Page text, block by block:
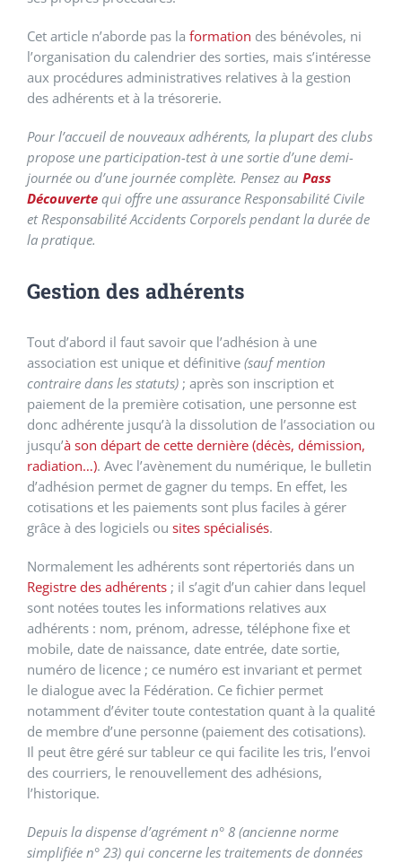
Cet article n’aborde pas la formation des bénévoles, ni
l’organisation du calendrier des sorties, mais s’intéresse
aux procédures administratives relatives à la gestion
des adhérents et à la trésorerie.
Pour l’accueil de nouveaux adhérents, la plupart des clubs
propose une participation-test à une sortie d’une demi-
journée ou d’une journée complète. Pensez au Pass
Découverte qui offre une assurance Responsabilité Civile
et Responsabilité Accidents Corporels pendant la durée de
la pratique.
Gestion des adhérents
Tout d’abord il faut savoir que l’adhésion à une
association est unique et définitive (sauf mention
contraire dans les statuts) ; après son inscription et
paiement de la première cotisation, une personne est
donc adhérente jusqu’à la dissolution de l’association ou
jusqu’à son départ de cette dernière (décès, démission,
radiation…). Avec l’avènement du numérique, le bulletin
d’adhésion permet de gagner du temps. En effet, les
cotisations et les paiements sont plus faciles à gérer
grâce à des logiciels ou sites spécialisés.
Normalement les adhérents sont répertoriés dans un
Registre des adhérents ; il s’agit d’un cahier dans lequel
sont notées toutes les informations relatives aux
adhérents : nom, prénom, adresse, téléphone fixe et
mobile, date de naissance, date entrée, date sortie,
numéro de licence ; ce numéro est invariant et permet
le dialogue avec la Fédération. Ce fichier permet
notamment d’éviter toute contestation quant à la qualité
de membre d’une personne (paiement des cotisations).
Il peut être géré sur tableur ce qui facilite les tris, l’envoi
des courriers, le renouvellement des adhésions,
l’historique.
Depuis la dispense d’agrément n° 8 (ancienne norme
simplifiée n° 23) qui concerne les traitements de données